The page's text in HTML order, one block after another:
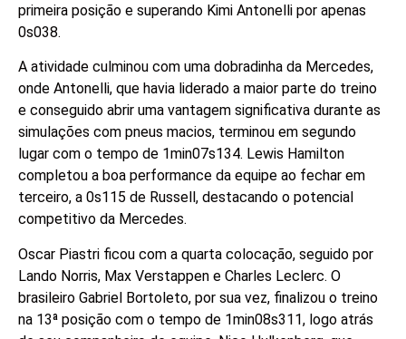
primeira posição e superando Kimi Antonelli por apenas
0s038.
A atividade culminou com uma dobradinha da Mercedes,
onde Antonelli, que havia liderado a maior parte do treino
e conseguido abrir uma vantagem significativa durante as
simulações com pneus macios, terminou em segundo
lugar com o tempo de 1min07s134. Lewis Hamilton
completou a boa performance da equipe ao fechar em
terceiro, a 0s115 de Russell, destacando o potencial
competitivo da Mercedes.
Oscar Piastri ficou com a quarta colocação, seguido por
Lando Norris, Max Verstappen e Charles Leclerc. O
brasileiro Gabriel Bortoleto, por sua vez, finalizou o treino
na 13ª posição com o tempo de 1min08s311, logo atrás